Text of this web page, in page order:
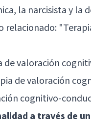
la narcisista y la
relacionado: "
de valoración
de valoración
cognitivo-
a través de